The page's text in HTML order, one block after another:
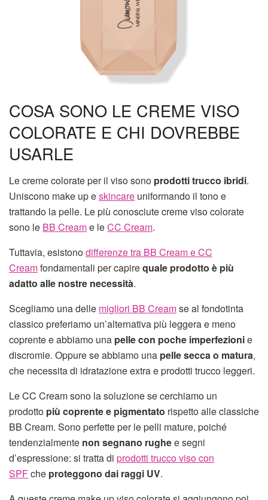
COSA SONO LE CREME VISO
COLORATE E CHI DOVREBBE
USARLE
Le creme colorate per il viso sono prodotti trucco ibridi.
Uniscono make up eskincare uniformando il tono e
trattando la pelle. Le più conosciute creme viso colorate
sono le BB Creame leCC Cream.
Tuttavia, esistonodifferenze tra BB Cream e CC
Creamfondamentali per capirequale prodotto è più
adatto alle nostre necessità.
Scegliamo una delle migliori BB Creamse al fondotinta
classico preferiamo un’alternativa più leggera e meno
coprente e abbiamo una pelle con poche imperfezionie
discromie. Oppure se abbiamo una pelle secca o matura,
che necessita di idratazione extra e prodotti trucco leggeri.
Le CC Cream sono la soluzione se cerchiamo un
prodotto più coprente e pigmentato rispetto alle classiche
BB Cream. Sono perfette per le pelli mature, poiché
tendenzialmente non segnano rughee segni
d’espressione: si tratta di prodotti trucco viso con
SPFche proteggono dai raggi UV.